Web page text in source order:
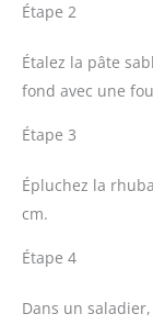
Étape 2
Étalez la pâte
fond avec une
Étape 3
Épluchez la
cm.
Étape 4
Dans un